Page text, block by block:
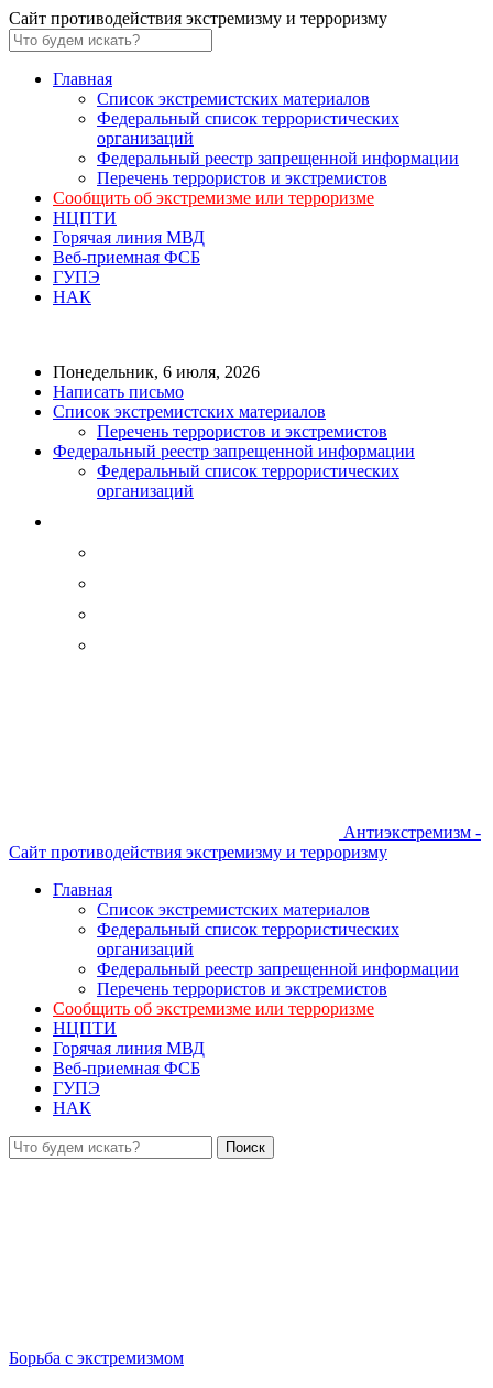
Сайт противодействия экстремизму и терроризму
Главная
Список экстремистских материалов
Федеральный список террористических
организаций
Федеральный реестр запрещенной информации
Перечень террористов и экстремистов
Сообщить об экстремизме или терроризме
НЦПТИ
Горячая линия МВД
Веб-приемная ФСБ
ГУПЭ
НАК
Понедельник, 6 июля, 2026
Написать письмо
Список экстремистских материалов
Перечень террористов и экстремистов
Федеральный реестр запрещенной информации
Федеральный список террористических
организаций
Антиэкстремизм -
Сайт противодействия экстремизму и терроризму
Главная
Список экстремистских материалов
Федеральный список террористических
организаций
Федеральный реестр запрещенной информации
Перечень террористов и экстремистов
Сообщить об экстремизме или терроризме
НЦПТИ
Горячая линия МВД
Веб-приемная ФСБ
ГУПЭ
НАК
Борьба с экстремизмом